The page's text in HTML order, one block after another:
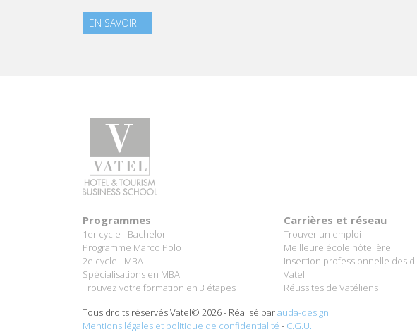
EN SAVOIR +
Programmes
1er cycle - Bachelor
Programme Marco Polo
2e cycle - MBA
Spécialisations en MBA
Trouvez votre formation en 3 étapes
Carrières et réseau
Trouver un emploi
Meilleure école hôtelière
Insertion professionnelle des
Vatel
Réussites de Vatéliens
Tous droits réservés Vatel© 2026 - Réalisé parauda-design
Mentions légales et politique de confidentialité - C.G.U.